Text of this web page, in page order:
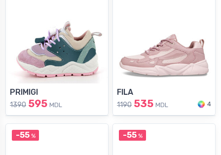
PRIMIGI
1390 595 MDL
FILA
1190 535 MDL 4
-55% -55%